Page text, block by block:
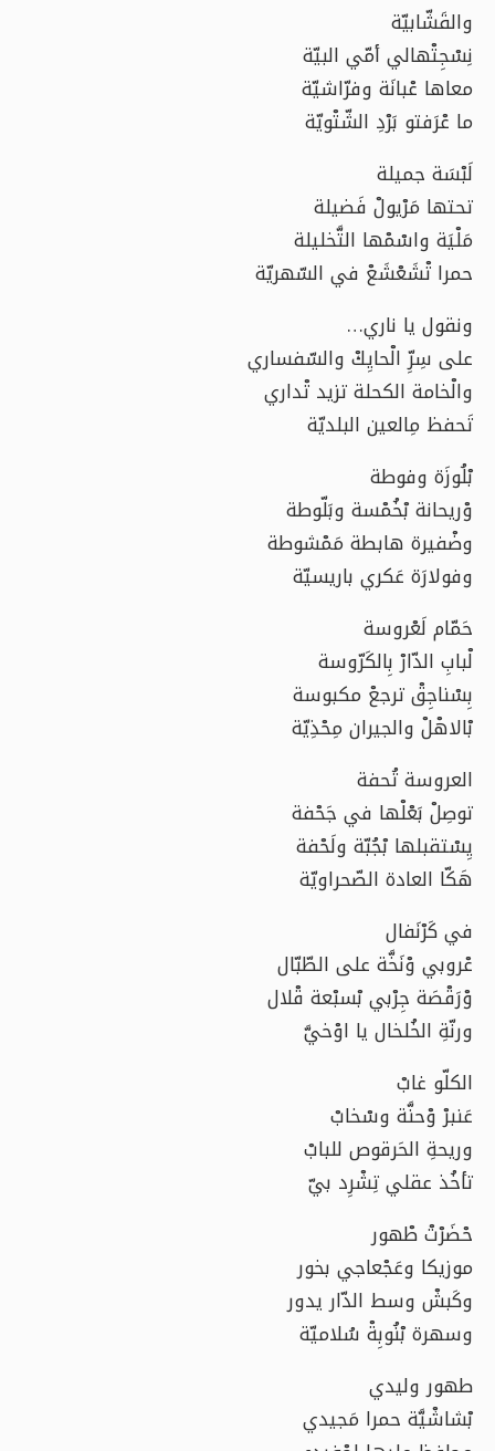
والقَشّابيّة
نِسْجِتْهالي أمّي البيّة
معاها عْبانَة وفرّاشيّة
ما عْرَفتو بَرْدِ الشّتْويّة
لَبْسَة جميلة
تحتها مَرْيولْ فَضيلة
مَلْيَة واسْمْها التَّخليلة
حمرا تْشَعْشَعْ في السّهريّة
ونقول يا ناري…
على سِرِّ الْحايِكْ والسّفساري
والْخامة الكحلة تزيد تْداري
تَحفظ مِالعين البلديّة
بْلُوزَة وفوطة
وْريحانة بْخُمْسة وبَلّوطة
وضْفيرة هابطة مَمْشوطة
وفولارَة عَكري باريسيّة
حَمّام لَعْروسة
لْبابِ الدّارْ بِالكَرّوسة
بِسْناجِقْ ترجعْ مكبوسة
بْالاهْلْ والجيران مِحْذِيّة
العروسة تُحفة
توصِلْ بَعْلْها في جَحْفة
يِسْتقبلها بْجُبّة ولَحْفة
هَكّا العادة الصّحراويّة
في كَرْنَفال
عْروبي وْنَخَّة على الطّبّال
وْرَقْصَة جِرْبي بْسبْعة قْلال
ورنّةِ الخُلخال يا اوْخيَّ
الكلّو غابْ
عَنبرْ وْحنَّة وسْخابْ
وريحةِ الحَرقوص للبابْ
تأخُذ عقلي تِشْرِد بيّ
حْضَرْتْ طْهور
موزيكا وعَجْعاجي بخور
وكَبشْ وسط الدّار يدور
وسهرة بْنُوبِةْ سُلاميّة
طهور وليدي
بْشاشْيَّة حمرا مَجيدي